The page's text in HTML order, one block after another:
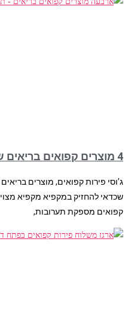
4 מוצרים קפואים בריאים שכדאי להחזיק במקפיא
שכדאי להחזיק במקפיא מקפיא מצויד
קפואים מספקת תערובות,